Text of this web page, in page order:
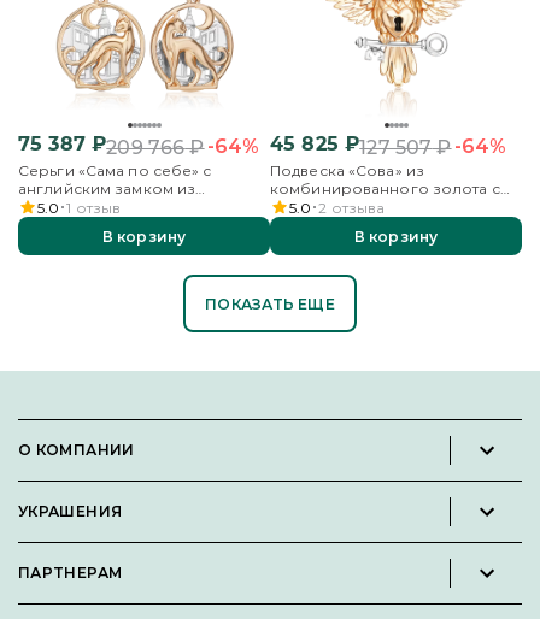
75 387₽209 766₽-64%
Серьги «Сама по себе» с
английским замком из
комбинированного золота
5.0 1 отзыв
В корзину
45 825 ₽127 507₽-64%
Подвеска «Сова» из
комбинированного золота с
эмалью
5.0 2 отзыва
В корзину
ПОКАЗАТЬ ЕЩЕ
О КОМПАНИИ
Вакансии
УКРАШЕНИЯ
Кольца
ПАРТНЕРАМ